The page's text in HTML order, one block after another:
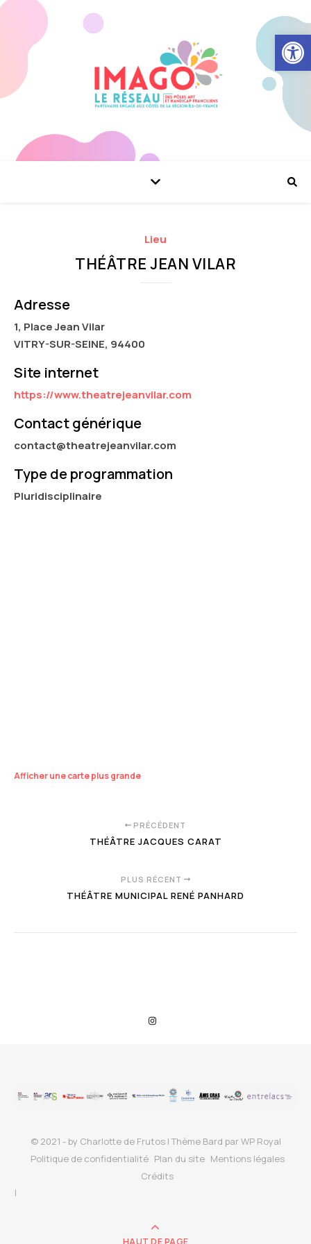
Ouvrir
Lieu
THÉÂTRE JEAN VILAR
Adresse
1, Place Jean Vilar
VITRY-SUR-SEINE, 94400
Site internet
https://www.theatrejeanvilar.com
Contact générique
contact@theatrejeanvilar.com
Type de programmation
Pluridisciplinaire
Afficher une carte plus grande
PRÉCÉDENT
THÉÂTRE JACQUES CARAT
PLUS RÉCENT
THÉÂTRE MUNICIPAL RENÉ PANHARD
© 2021 - by Charlotte de Frutos |Thème Bard parWP Royal
Politique de confidentialité Plan du site Mentions légales
Crédits